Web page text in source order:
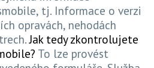
tj. Informace o verzi
opravách, nehodách
Jak tedy zkontrolujete
To lze provést